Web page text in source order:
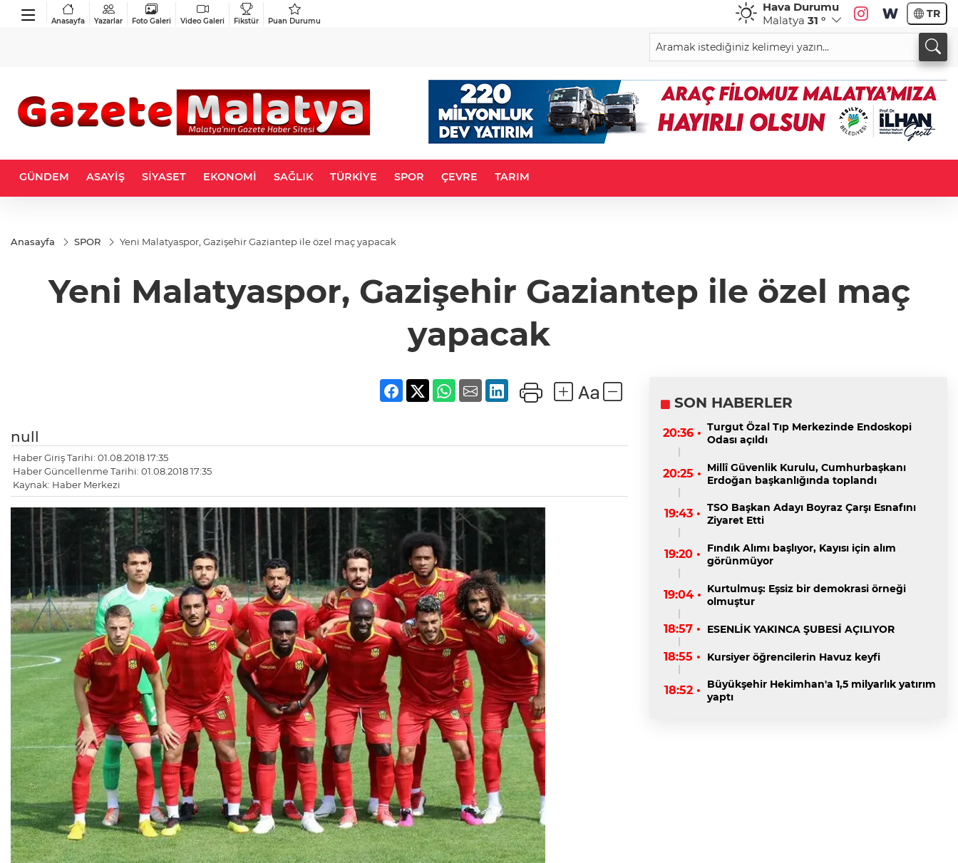
Anasayfa Yazarlar Foto Galeri Video Galeri Fikstür Puan Durumu
Hava Durumu
Malatya 31 ° TR
GÜNDEM ASAYİŞ SİYASET EKONOMİ SAĞLIK TÜRKİYE SPOR ÇEVRE TARIM
Anasayfa SPOR Yeni Malatyaspor, Gazişehir Gaziantep ile özel maç yapacak
Yeni Malatyaspor, Gazişehir Gaziantep ile özel maç
yapacak
null
Haber Giriş Tarihi: 01.08.2018 17:35
Haber Güncellenme Tarihi: 01.08.2018 17:35
Kaynak: Haber Merkezi
SON HABERLER
20:36 • Turgut Özal Tıp Merkezinde Endoskopi
Odası açıldı
20:25 • Millî Güvenlik Kurulu, Cumhurbaşkanı
Erdoğan başkanlığında toplandı
19:43 • TSO Başkan Adayı Boyraz Çarşı Esnafını
Ziyaret Etti
19:20 •
Fındık Alımı başlıyor, Kayısı için alım
görünmüyor
19:04 • Kurtulmuş: Eşsiz bir demokrasi örneği
olmuştur
18:57 • ESENLİK YAKINCA ŞUBESİ AÇILIYOR
18:55 • Kursiyer öğrencilerin Havuz keyfi
18:52 •
Büyükşehir Hekimhan'a 1,5 milyarlık yatırım
yaptı